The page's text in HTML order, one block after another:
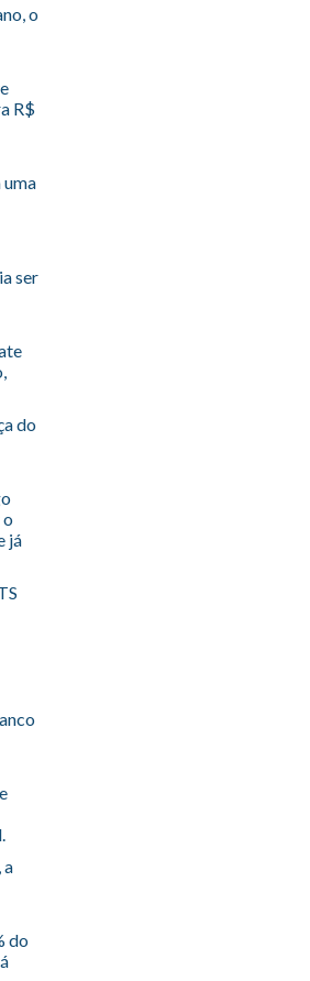
o
R$
uma
ser
do
o
já
a
do